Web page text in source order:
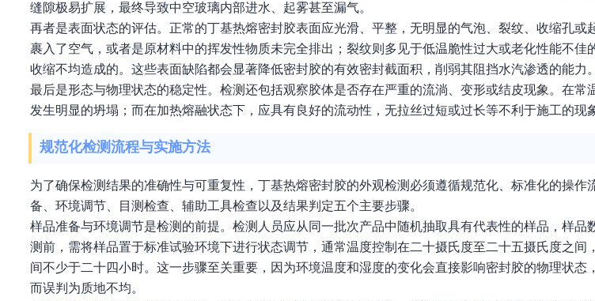
缝隙极易扩展，最终导致中空玻璃内部进水、起雾甚至漏气。
再者是表面状态的评估。正常的丁基热熔密封胶表面应光滑、平整，无明显的气泡、裂纹、收缩孔或
裹入了空气，或者是原材料中的挥发性物质未完全排出；裂纹则多见于低温脆性过大或老化性能不佳
收缩不均造成的。这些表面缺陷都会显著降低密封胶的有效密封截面积，削弱其阻挡水汽渗透的能力。
最后是形态与物理状态的稳定性。检测还包括观察胶体是否存在严重的流淌、变形或结皮现象。在常
发生明显的坍塌；而在加热熔融状态下，应具有良好的流动性，无拉丝过短或过长等不利于施工的现
规范化检测流程与实施方法
为了确保检测结果的准确性与可重复性，丁基热熔密封胶的外观检测必须遵循规范化、标准化的操作
备、环境调节、目测检查、辅助工具检查以及结果判定五个主要步骤。
样品准备与环境调节是检测的前提。检测人员应从同一批次产品中随机抽取具有代表性的样品，样品
测前，需将样品置于标准试验环境下进行状态调节，通常温度控制在二十摄氏度至二十五摄氏度之间
间不少于二十四小时。这一步骤至关重要，因为环境温度和湿度的变化会直接影响密封胶的物理状态
而误判为质地不均。